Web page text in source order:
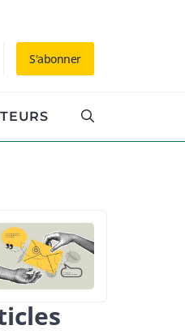
S'abonner